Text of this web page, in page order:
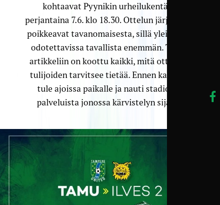
kohtaavat Pyynikin urheilukentällä
perjantaina 7.6. klo 18.30. Ottelun järjestelyt
poikkeavat tavanomaisesta, sillä yleisöä on
odotettavissa tavallista enemmän. Tähän
artikkeliin on koottu kaikki, mitä otteluun
tulijoiden tarvitsee tietää. Ennen kaikkea:
tule ajoissa paikalle ja nauti stadionin
palveluista jonossa kärvistelyn sijaan!